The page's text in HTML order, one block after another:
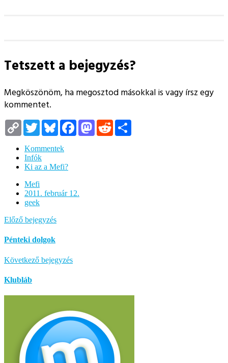
Tetszett a bejegyzés?
Megköszönöm, ha megosztod másokkal is vagy írsz egy
kommentet.
Copy
Link
TwitterBlueskyFacebookMastodon
Reddit
Kommentek
Infók
Ki az a Mefi?
Mefi
2011. február 12.
geek
Előző bejegyzés
Pénteki dolgok
Következő bejegyzés
Klubláb